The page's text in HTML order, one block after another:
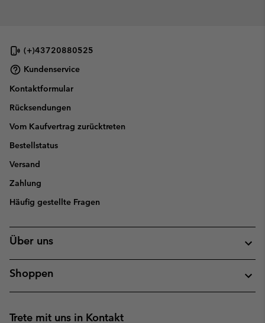
(+)43720880525
Kundenservice
Kontaktformular
Rücksendungen
Vom Kaufvertrag zurücktreten
Bestellstatus
Versand
Zahlung
Häufig gestellte Fragen
Über uns
Shoppen
Trete mit uns in Kontakt